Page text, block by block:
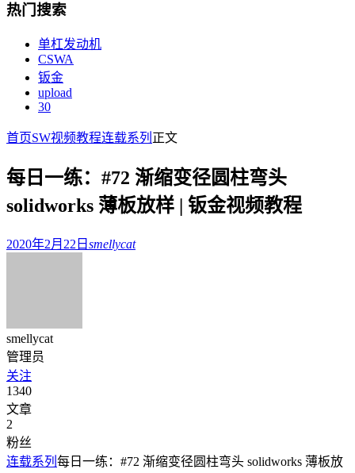
热门搜索
单杠发动机
CSWA
钣金
upload
30
首页SW视频教程连载系列 正文
每日一练：#72 渐缩变径圆柱弯头
solidworks 薄板放样 | 钣金视频教程
2020年2月22日 smellycat
smellycat
管理员
关注
1340
文章
2
粉丝
连载系列 每日一练：#72 渐缩变径圆柱弯头 solidworks 薄板放